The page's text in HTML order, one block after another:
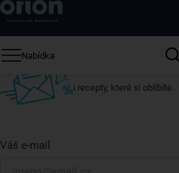
Nabídka
ostatní
Přihlaste se k odběru našeho newsletteru.
i recepty, které si oblíbíte.
Váš e-mail